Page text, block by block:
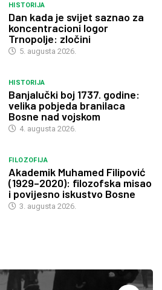
HISTORIJA
Dan kada je svijet saznao za
koncentracioni logor
Trnopolje: zločini
5. augusta 2026.
HISTORIJA
Banjalučki boj 1737. godine:
velika pobjeda branilaca
Bosne nad vojskom
4. augusta 2026.
FILOZOFIJA
Akademik Muhamed Filipović
(1929–2020): filozofska misao
i povijesno iskustvo Bosne
3. augusta 2026.